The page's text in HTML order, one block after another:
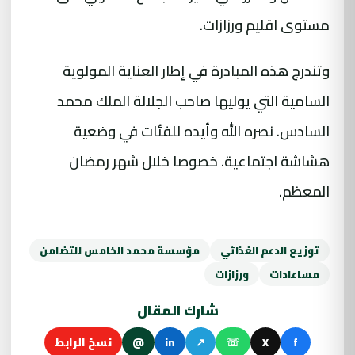
مستوى اقليم ورزازات.
وتندرج هذه المبادرة في إطار العناية المولوية
السامية التي يوليها صاحب الجلالة الملك محمد
السادس. نصره الله وأيده للفئات في وضعية
هشاشة اجتماعية. خصوصا خلال شهر رمضان
المعظم.
توزيع الدعم الغذائي
مؤسسة محمد الخامس للتضامن
مساعادات
ورزازات
شارك المقال
f
X
☏
↗
in
@ نسخ الرابط